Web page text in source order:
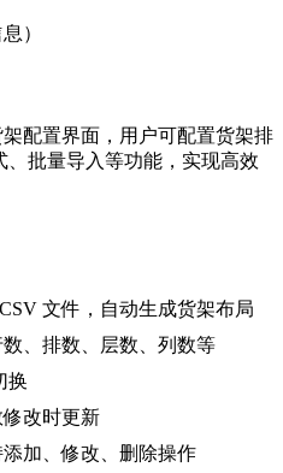
）
配置界面，用户可配置货架排
批量导入等功能，实现高效
文件，自动生成货架布局
、排数、层数、列数等
换
改时更新
加、修改、删除操作